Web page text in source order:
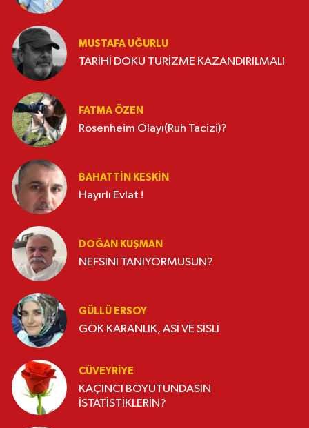
MUSTAFA UĞURLU
TARİHİ DOKU TURİZME KAZANDIRILMALI
FATMA ÖZEN
Rosenheim Olayı(Ruh Tacizi)?
BAHATTIN KESKİN
Hayırlı Evlat !
DOĞAN KUŞMAN
NEFSİNİ TANIYORMUSUN?
GÜLLÜ ERSOY
GÖK KARANLIK, ASİ VE SİSLİ
CÜVEYRIYE
KAÇINCI BOYUTUNDASIN
İSTATİSTİKLERİN?